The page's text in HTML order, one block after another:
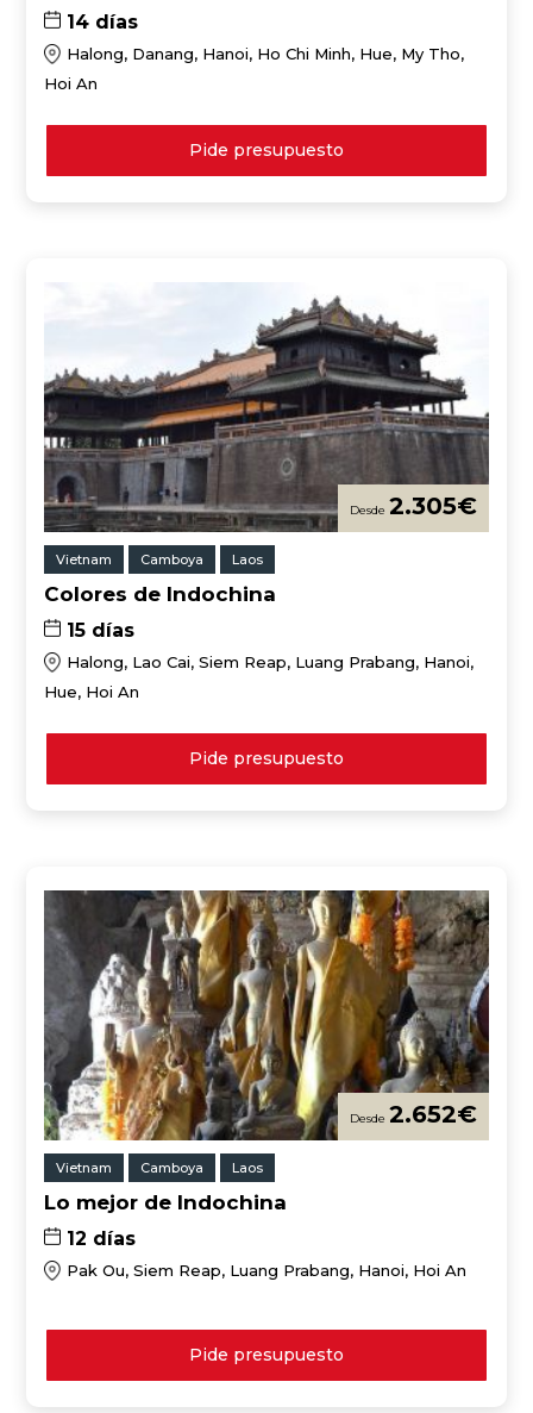
14 días
Halong, Danang, Hanoi, Ho Chi Minh, Hue, My Tho,
Hoi An
Pide presupuesto
2.305€
Vietnam Camboya Laos
Colores de Indochina
15 días
Halong, Lao Cai, Siem Reap, Luang Prabang, Hanoi,
Hue, Hoi An
Pide presupuesto
2.652€
Vietnam Camboya Laos
Lo mejor de Indochina
12 días
Pak Ou, Siem Reap, Luang Prabang, Hanoi, Hoi An
Pide presupuesto